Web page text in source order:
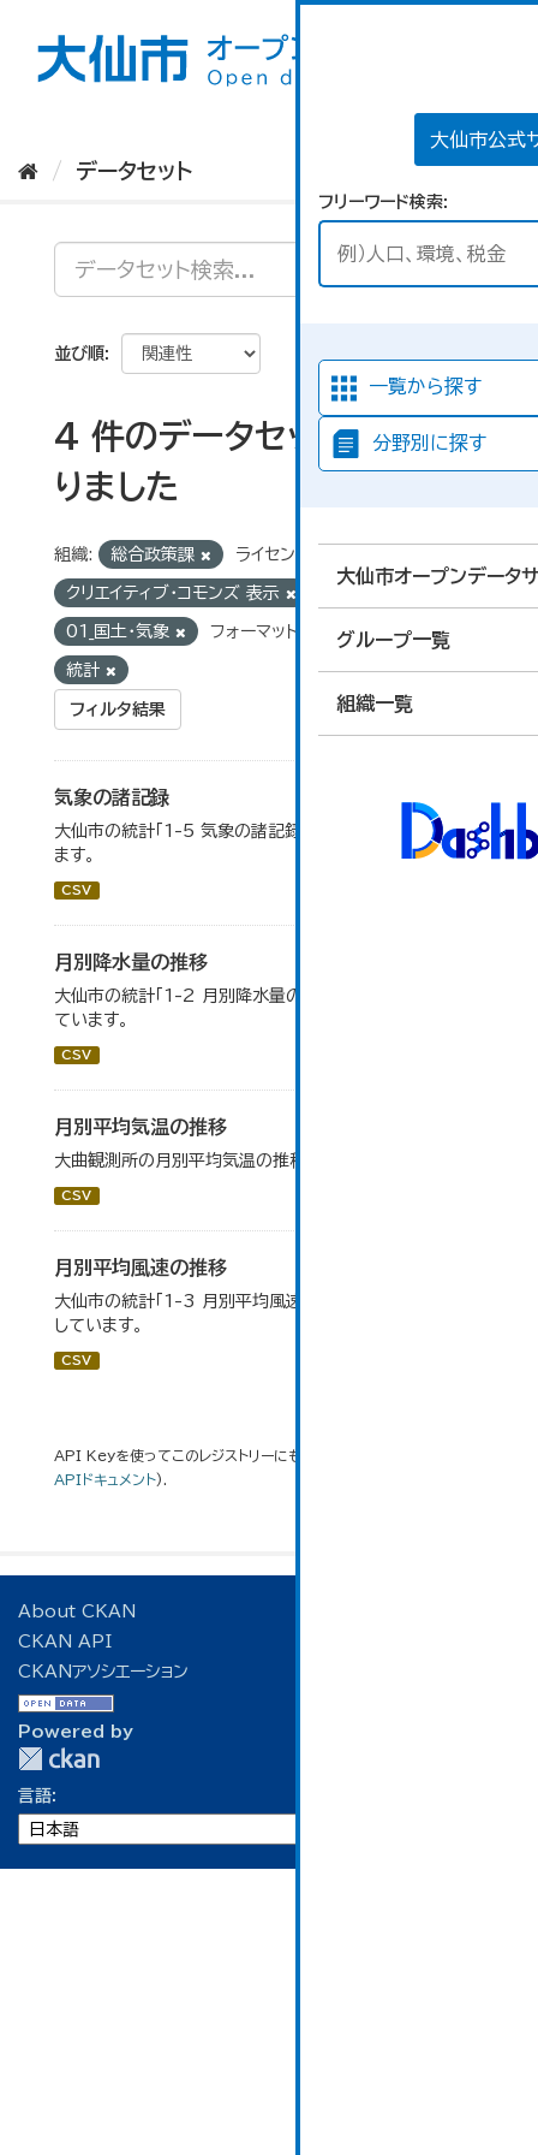
大仙市公式
フリーワード検索
一覧から探す
分野別に探す
大仙市オープンデータ
グループ一覧
組織一覧
データセット
並び順
4 件のデータセットが見つか
りました
組織: 総合政策課 ライセンス:
クリエイティブ・コモンズ 表示
01_国土・気象 フォーマット: CSV タグ:
統計
フィルタ結果
気象の諸記録
大仙市の統計「1-5 気象の諸記録」のデータを参照してい
ます。
CSV
月別降水量の推移
大仙市の統計「1-2 月別降水量の推移」のデータを参照し
ています。
CSV
月別平均気温の推移
大曲観測所の月別平均気温の推移一覧です。
CSV
月別平均風速の推移
大仙市の統計「1-3 月別平均風速の推移」のデータを参照
しています。
CSV
API Keyを使ってこのレジストリーにもアクセス可能です
APIドキュメント).
About CKAN
CKAN API
CKANアソシエーション
Powered by
言語